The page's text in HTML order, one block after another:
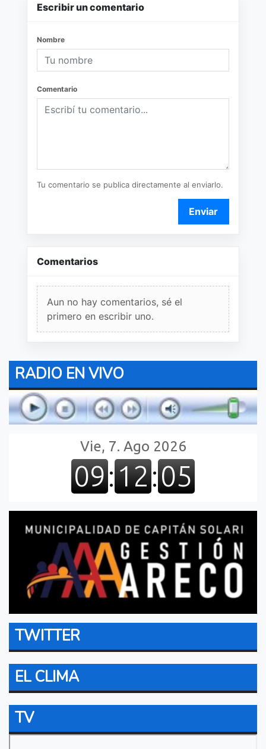
Escribir un comentario
Nombre
Comentario
Tu comentario se publica directamente al enviarlo.
Enviar
Comentarios
Aun no hay comentarios, sé el
primero en escribir uno.
RADIO EN VIVO
TWITTER
EL CLIMA
TV